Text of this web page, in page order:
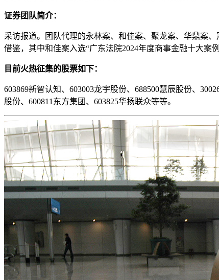
证券团队简介：
采访报道。团队代理的永林案、和佳案、聚龙案、华鼎案
借鉴，其中和佳案入选“广东法院2024年度商事金融十大案例
目前火热征集的股票如下：
603869新智认知、603003龙宇股份、688500慧辰股份、
股份、600811东方集团、603825华扬联众等等。